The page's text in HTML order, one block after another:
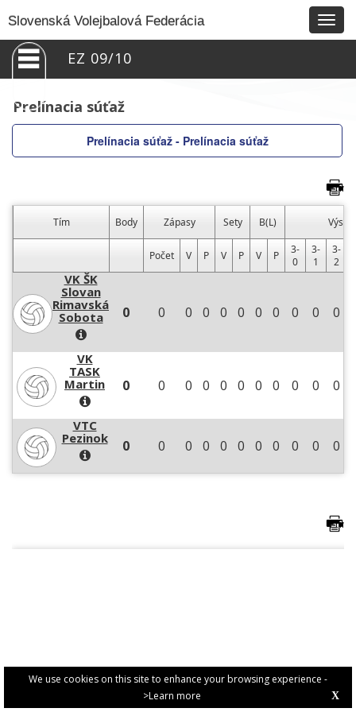
We use cookies on this site to enhance your browsing experience -
>Learn more
X
Slovenská Volejbalová Federácia
EZ 09/10
Prelínacia súťaž
Prelínacia súťaž - Prelínacia súťaž
Tím Body Zápasy Sety B(L)
Počet V P V P V P
3-
0
3-
1
3-
2
VK ŠK
Slovan
Rimavská
Sobota
0 0 0 0 0 0 0 0 0 0 0
VK
TASK
Martin
0 0 0 0 0 0 0 0 0 0 0
VTC
Pezinok
0 0 0 0 0 0 0 0 0 0 0